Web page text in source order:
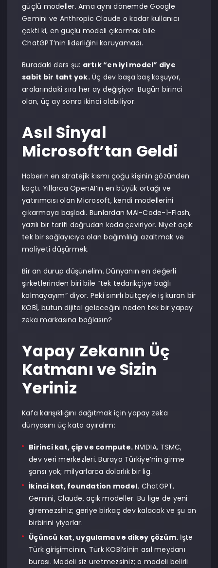
güçlü modeller. Ama aynı dönemde Google
Gemini ve Anthropic Claude o kadar kullanıcı
çekti ki, en güçlü modeli çıkarmak bile
ChatGPT’nin liderliğini koruyamadı.
Buradaki ders şu: artık “en iyi model” diye
sabit bir taht yok.Üç dev başa baş koşuyor,
aralarındaki sıra her ay değişiyor. Bugün birinci
olan, üç ay sonra ikinci olabiliyor.
Asıl Sinyal
Microsoft’tan Geldi
Haberin en stratejik kısmı çoğu kişinin gözünden
kaçtı. Yıllarca OpenAI’ın en büyük ortağı ve
yatırımcısı olan Microsoft, kendi modellerini
çıkarmaya başladı. Bunlardan MAI-Code-1-Flash,
yazılı bir tarifi doğrudan koda çeviriyor. Niyet açık:
tek bir sağlayıcıya olan bağımlılığı azaltmak ve
maliyeti düşürmek.
Bir an durup düşünelim. Dünyanın en değerli
şirketlerinden biri bile “tek tedarikçiye bağlı
kalmayayım” diyor. Peki sınırlı bütçeyle iş kuran bir
KOBİ, bütün dijital geleceğini neden tek bir yapay
zeka markasına bağlasın?
Yapay Zekanın Üç
Katmanı ve Sizin
Yeriniz
Kafa karışıklığını dağıtmak için yapay zeka
dünyasını üç kata ayıralım:
Birinci kat, çip ve compute. NVIDIA, TSMC,
dev veri merkezleri. Buraya Türkiye’nin girme
şansı yok; milyarlarca dolarlık bir lig.
İkinci kat, foundation model. ChatGPT,
Gemini, Claude, açık modeller. Bu lige de yeni
giremezsiniz; geriye birkaç dev kalacak ve şu an
birbirini yiyorlar.
Üçüncü kat, uygulama ve dikey çözüm. İşte
Türk girişimcinin, Türk KOBİ’sinin asıl meydanı
burası. Modeli siz üretmezsiniz; o modeli belirli